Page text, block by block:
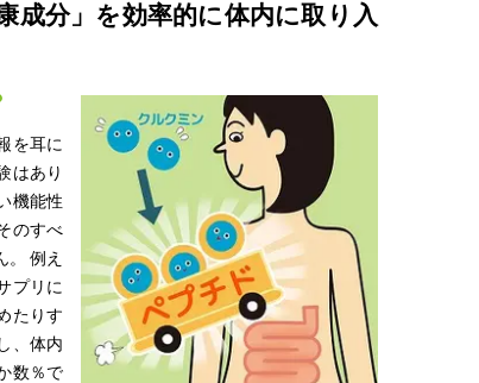
成分」を効率的に体内に取り入
を耳に
はあり
機能性
のすべ
。 例え
プリに
たりす
、体内
数％で